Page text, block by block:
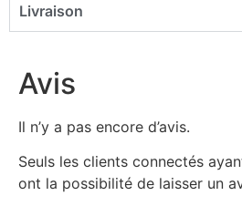
Livraison
Avis
Il n’y a pas encore d’avis.
Seuls les clients connectés
ont la possibilité de laisser un